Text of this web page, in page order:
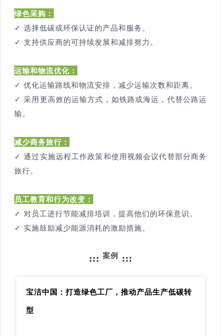
绿色采购：
✓ 选择低碳或环保认证的产品和服务。
✓ 支持供应商的可持续发展和减排努力。
运输和物流优化 ：
✓ 优化运输路线和物流安排，减少运输次数和距离。
✓ 采用更高效的运输方式，如铁路或海运，代替公路运
输。
减少商务旅行：
✓ 通过实施远程工作政策和使用视频会议代替部分商务
旅行。
员工教育和行为改变：
✓ 对员工进行节能减排培训，提高他们的环保意识。
✓ 实施鼓励减少能源消耗的激励措施。
案例
宝洁中国：打造绿色工厂，推动产品生产低碳转
型